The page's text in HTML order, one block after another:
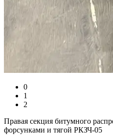
0
1
2
Правая секция битумного
форсунками и тягой РКЗЧ-05